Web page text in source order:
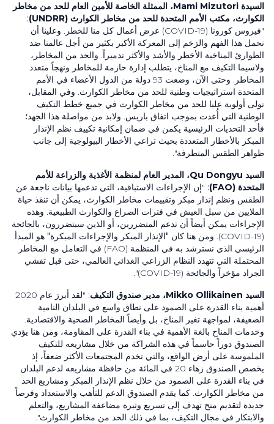
السيدة Mami Mizutori، الممثلة الخاصة للأمين العام للحد من مخاطر
الكوارث، مكتب الأمم المتحدة للحد من مخاطر الكوارث (UNDRR)
:
"فيروس كورونا (COVID-19) عرض أعمال كل منا للخطر. وعلينا أن
نحمل هذا الفهم والزخم إلى المعركة الأكبر بكثير من أجل عالمنا ضد
الطوارئ المناخية الأخطر والأشد والأكثر تدميراً. والحد من المخاطر،
ولاسيما التكيف مع المناخ، يتطلب إدارة حازمة للمخاطر ونهجاً متعدد
المخاطر. وحتى الآن، وضعت 93 دولة من الدول الأعضاء في الأمم
المتحدة استراتيجيات وطنية للحد من مخاطر الكوارث. وفي المقابل،
تولى أولوية عليا للحد من مخاطر الكوارث في جميع خطط التكيف
الوطنية التي أُعدت بموجب اتفاق باريس. ولابد من مواصلة هذا الجهد؛
فأحد التحديات الرئيسية يكمن في ضمان إمكانية تكييف نظم الإنذار
المبكر بالأخطار المتعددة بحيث تراعي الأخطار البيولوجية إلى جانب
ظواهر الطقس المتطرفة".
السيد Qu Dongyu، المدير العام لمنظمة الأغذية والزراعة للأمم
المتحدة (FAO)
: "إن الإجراءات الاستباقية، التي تدعمها بيانات ناجعة عن
الطقس ونظم إنذار مبكر وتقييمات مخاطر الكوارث، يمكن أن تنقذ حياة
الملايين من سبل العيش في فترات الصراع والكوارث الطبيعية. وهذه
الإجراءات يمكن أيضاً أن تدعم المتضررين، أو الذين سيتضررون، بالجائحة
(COVID-19). ومن هنا كان
"الإنذار المبكر والإجراءات المبكرة" هو المبدأ
الرئيسي الذي نسترشد به في المنظمة (FAO)
في التعامل مع المخاطر
المحتملة التي تتهدد النظام الزراعي الغذائي العالمي، حتى قبل تفشي
الجراد مؤخراً والجائحة (COVID-19)
".
السيد Mikko Ollikainen، مدير صندوق التكيف: "لقد أبرز عام 2020
أهمية بناء القدرة على الصمود على نطاق واسع في البلدان النامية
الضعيفة، لمواجهة تغير المناخ، بل وأيضاً المخاطر الصحية والاقتصادية.
وخدمات المناخ بالغة الأهمية في بناء القدرة على المقاومة، ومن هنا يؤدي
الصندوق دوراً حاسماً في هذه الشراكة من خلال مشاريعه للتكيف
الملموسة على أرض الواقع، والتي تخدم المجتمعات الأكثر ضعفاً، إذ
يخصص الصندوق زهاء 20 في المائة من حافظة مشاريعه لدعم البلدان
في بناء القدرة على الصمود من خلال نظم الإنذار المبكر ومشاريع الحد
من مخاطر الكوارث. كما يقدم الصندوق الدعم للتأهب والاستعداد وفرصاً
جديدة لتقديم منح تهدف إلى تسريع وتيرة مضاعفة المشاريع، والتعلم
والابتكار في مجال التكيف، بما في ذلك الحد من مخاطر الكوارث".